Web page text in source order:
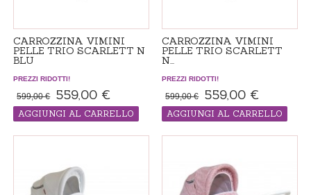
CARROZZINA VIMINI
PELLE TRIO SCARLETT N
BLU
PREZZI RIDOTTI!
599,00 € 559,00 €
AGGIUNGI AL CARRELLO
CARROZZINA VIMINI
PELLE TRIO SCARLETT
N...
PREZZI RIDOTTI!
599,00 € 559,00 €
AGGIUNGI AL CARRELLO